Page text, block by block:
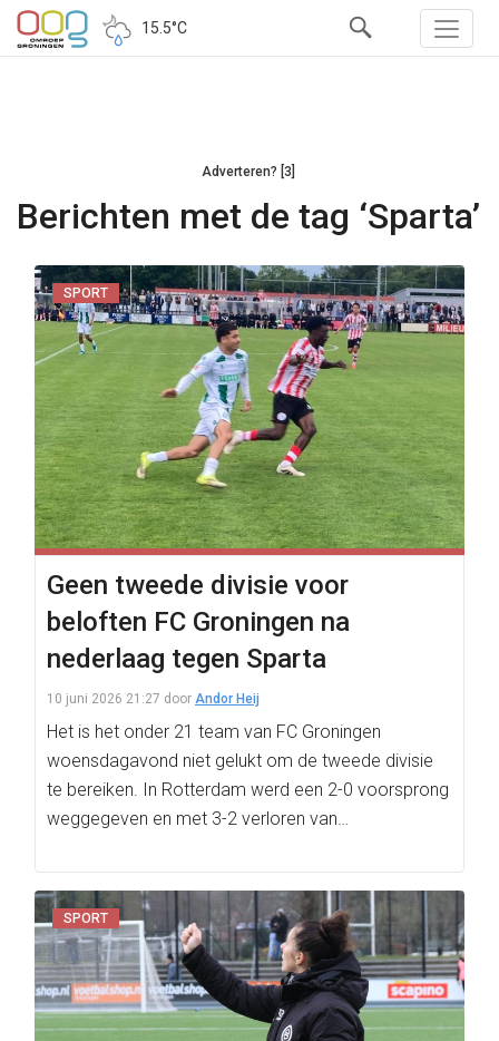
15.5°C
Adverteren? [3]
Berichten met de tag ‘Sparta’
SPORT
Geen tweede divisie voor
beloften FC Groningen na
nederlaag tegen Sparta
10 juni 2026 21:27 door Andor Heij
Het is het onder 21 team van FC Groningen
woensdagavond niet gelukt om de tweede divisie
te bereiken. In Rotterdam werd een 2-0 voorsprong
weggegeven en met 3-2 verloren van…
SPORT